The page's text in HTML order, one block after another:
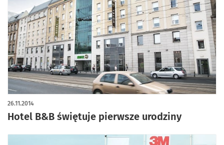
Hotel B&B świętuje pierwsze urodziny
26.11.2014